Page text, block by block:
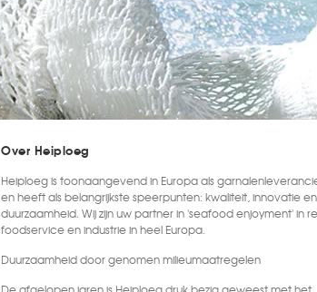
Over Heiploeg
Heiploeg is toonaangevend in Europa als
en heeft als belangrijkste speerpunten: kwaliteit, innovatie en
duurzaamheid. Wij zijn uw partner in 'seafood enjoyment' in
foodservice en industrie in heel Europa.
Duurzaamheid door genomen milieumaatregelen